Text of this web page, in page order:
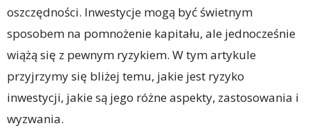
oszczędności. Inwestycje mogą być świetnym
sposobem na pomnożenie kapitału, ale jednocześnie
wiążą się z pewnym ryzykiem. W tym artykule
przyjrzymy się bliżej temu, jakie jest ryzyko
inwestycji, jakie są jego różne aspekty, zastosowania i
wyzwania.